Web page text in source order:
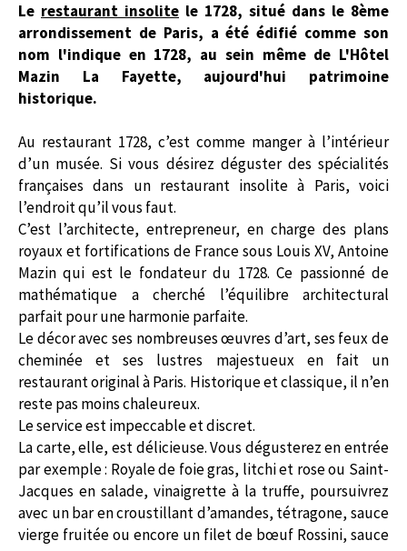
Le restaurant insolite le 1728, situé dans le 8ème
arrondissement de Paris, a été édifié comme son
nom l'indique en 1728, au sein même de L'Hôtel
Mazin La Fayette, aujourd'hui patrimoine
historique.
Au restaurant 1728, c’est comme manger à l’intérieur
d’un musée. Si vous désirez déguster des spécialités
françaises dans un restaurant insolite à Paris, voici
l’endroit qu’il vous faut.
C’est l’architecte, entrepreneur, en charge des plans
royaux et fortifications de France sous Louis XV, Antoine
Mazin qui est le fondateur du 1728. Ce passionné de
mathématique a cherché l’équilibre architectural
parfait pour une harmonie parfaite.
Le décor avec ses nombreuses œuvres d’art, ses feux de
cheminée et ses lustres majestueux en fait un
restaurant original à Paris. Historique et classique, il n’en
reste pas moins chaleureux.
Le service est impeccable et discret.
La carte, elle, est délicieuse. Vous dégusterez en entrée
par exemple : Royale de foie gras, litchi et rose ou Saint-
Jacques en salade, vinaigrette à la truffe, poursuivrez
avec un bar en croustillant d’amandes, tétragone, sauce
vierge fruitée ou encore un filet de bœuf Rossini, sauce